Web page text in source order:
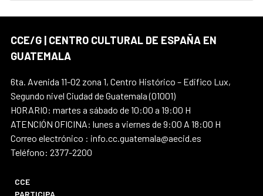
CCE/G | CENTRO CULTURAL DE ESPAÑA EN
GUATEMALA
6ta. Avenida 11-02 zona 1, Centro Histórico – Edifico Lux,
Segundo nivel Ciudad de Guatemala (01001)
HORARIO: martes a sábado de 10:00 a 19:00 H
ATENCIÓN OFICINA: lunes a viernes de 9:00 A 18:00 H
Correo electrónico : info.cc.guatemala@aecid.es
Teléfono: 2377-2200
CCE